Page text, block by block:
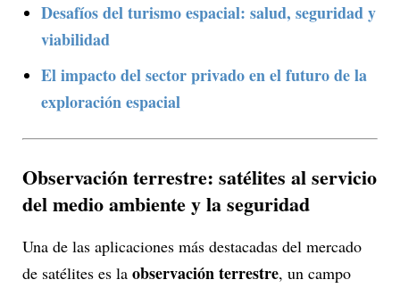
Desafíos del turismo espacial: salud, seguridad y
viabilidad
El impacto del sector privado en el futuro de la
exploración espacial
Observación terrestre: satélites al servicio
del medio ambiente y la seguridad
Una de las aplicaciones más destacadas del mercado
de satélites es la observación terrestre, un campo